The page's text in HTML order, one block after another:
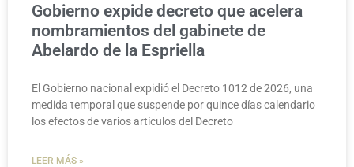
Gobierno expide decreto que acelera
nombramientos del gabinete de
Abelardo de la Espriella
El Gobierno nacional expidió el Decreto 1012 de 2026, una
medida temporal que suspende por quince días calendario
los efectos de varios artículos del Decreto
LEER MÁS »